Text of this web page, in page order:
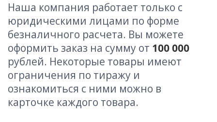
Наша компания работает только с
юридическими лицами по форме
безналичного расчета. Вы можете
оформить заказ на сумму от 100 000
рублей. Некоторые товары имеют
ограничения по тиражу и
ознакомиться с ними можно в
карточке каждого товара.